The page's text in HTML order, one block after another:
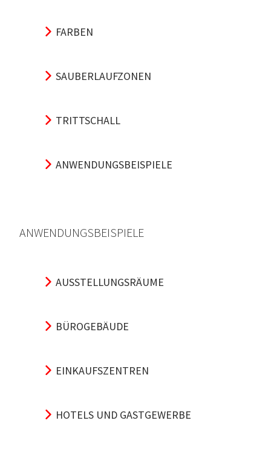
FARBEN
SAUBERLAUFZONEN
TRITTSCHALL
ANWENDUNGSBEISPIELE
ANWENDUNGSBEISPIELE
AUSSTELLUNGSRÄUME
BÜROGEBÄUDE
EINKAUFSZENTREN
HOTELS UND GASTGEWERBE